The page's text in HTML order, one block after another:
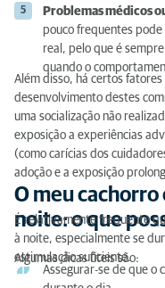
Problemas médicos
pouco frequentes
real, pelo que é
quando o
Além disso, há certos
desenvolvimento destes
uma socialização não
exposição a experiências
(como carícias dos
adoção e a exposição
O meu
noite: o que
É relativamente frequente
à noite, especialmente se
estimulação suficiente.
Algumas dicas úteis são:
Assegurar-se de que o